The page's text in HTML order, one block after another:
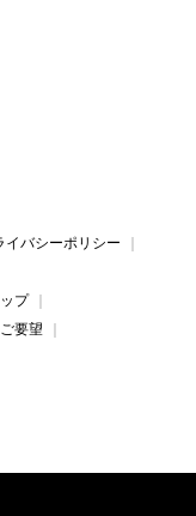
イバシーポリシー
プ
要望